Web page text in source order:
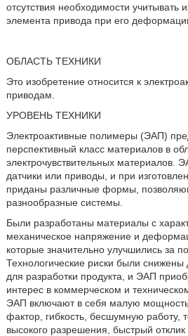
отсутствия необходимости учитывать
элемента привода при его
ОБЛАСТЬ ТЕХНИКИ
Это изобретение относится к
приводам.
УРОВЕНЬ ТЕХНИКИ
Электроактивные полимеры (ЭАП)
перспективный класс материалов в
электрочувствительных материалов.
датчики или приводы, и при
приданы различные формы,
разнообразные системы.
Были разработаны материалы с
механическое напряжение и
которые значительно улучшились за
Технологические риски были
для разработки продукта, и ЭАП
интерес в коммерческом и
ЭАП включают в себя малую
фактор, гибкость, бесшумную работу,
высокого разрешения, быстрый